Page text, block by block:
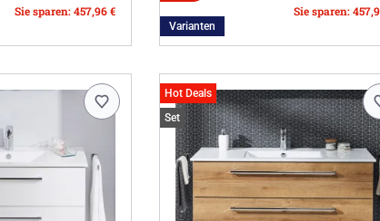
Sie sparen: 457,96 € Sie sparen:
Varianten
Hot Deals
Set